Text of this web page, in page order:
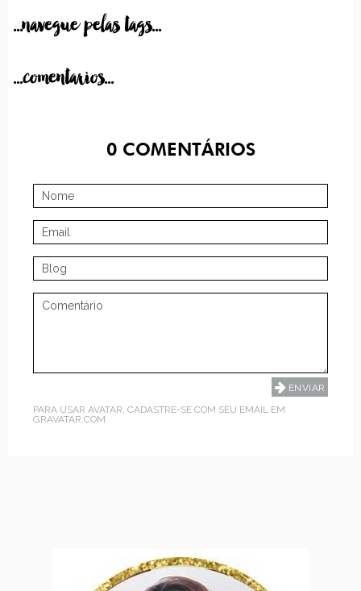
...navegue pelas tags...
...comentarios...
0COMENTÁRIOS
PARA USAR AVATAR, CADASTRE-SE COM SEU EMAIL EM
GRAVATAR.COM